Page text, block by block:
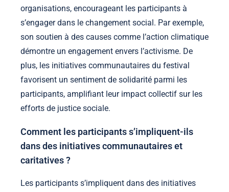
organisations, encourageant les participants à
s’engager dans le changement social. Par exemple,
son soutien à des causes comme l’action climatique
démontre un engagement envers l’activisme. De
plus, les initiatives communautaires du festival
favorisent un sentiment de solidarité parmi les
participants, amplifiant leur impact collectif sur les
efforts de justice sociale.
Comment les participants s’impliquent-ils
dans des initiatives communautaires et
caritatives ?
Les participants s’impliquent dans des initiatives